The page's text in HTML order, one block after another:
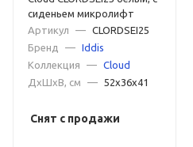
сиденьем микролифт
Артикул
— CLORDSEI25
Бренд
— Iddis
Коллекция
— Cloud
ДxШxВ, см
— 52x36x41
Снят с продажи